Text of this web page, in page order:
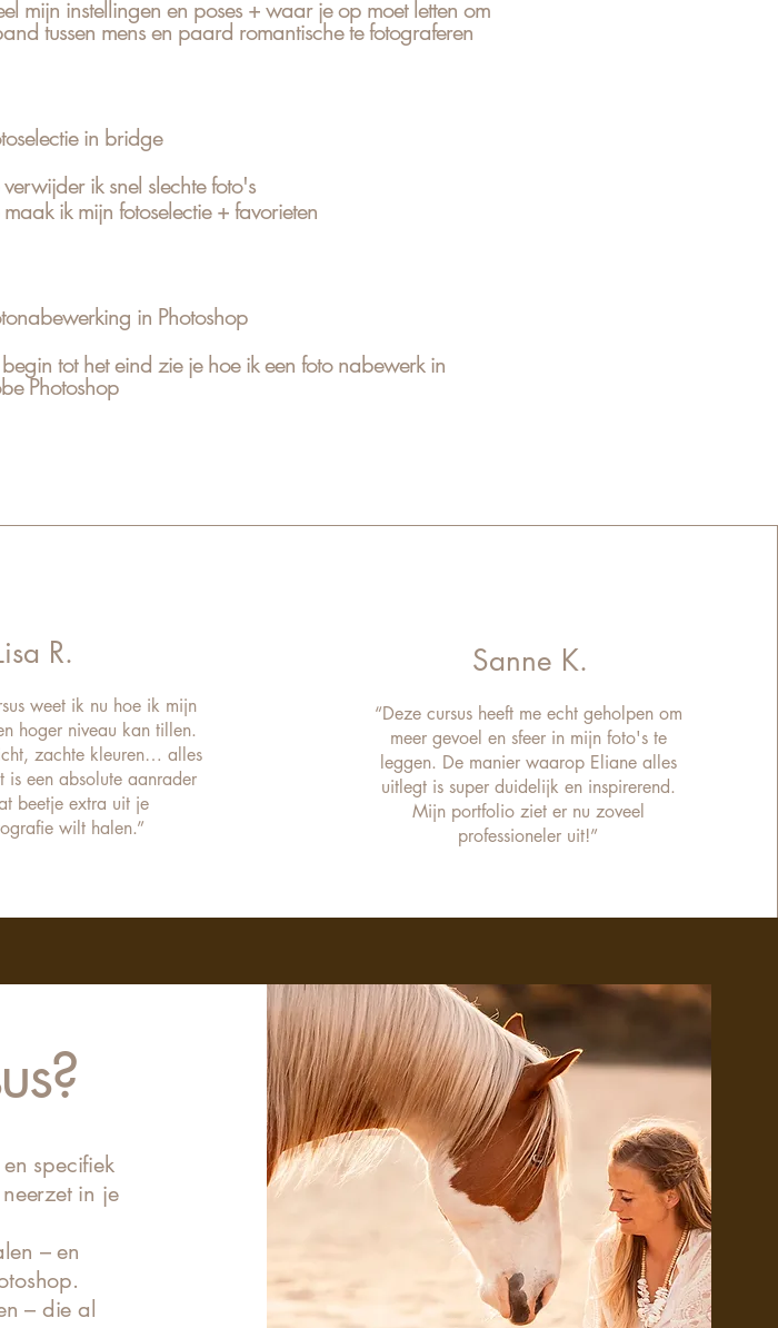
mijn instellingen en poses + waar je op moet letten om
tussen mens en paard romantische te fotograferen
in bridge
ik snel slechte foto's
ik mijn fotoselectie + favorieten
in Photoshop
tot het eind zie je hoe ik een foto nabewerk in
Photoshop
R.
weet ik nu hoe ik mijn
hoger niveau kan tillen.
zachte kleuren… alles
is een absolute aanrader
beetje extra uit je
wilt halen.”
Sanne K.
“Deze cursus heeft me echt geholpen om
meer gevoel en sfeer in mijn foto's te
leggen. De manier waarop Eliane alles
uitlegt is super duidelijk en inspirerend.
Mijn portfolio ziet er nu zoveel
professioneler uit!”
specifiek
in je
– en
– die al